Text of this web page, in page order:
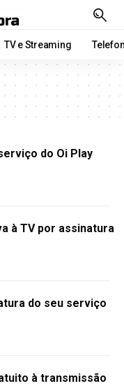
TV e Streaming
do Oi Play
à TV por assinatura
do seu serviço
à transmissão